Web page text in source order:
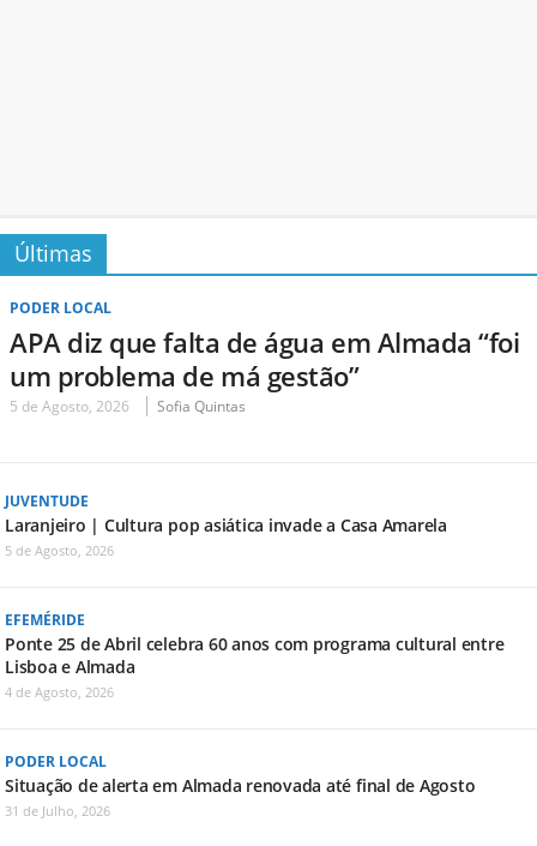
Últimas
PODER LOCAL
APA diz que falta de água em Almada “foi
um problema de má gestão”
5 de Agosto, 2026 Sofia Quintas
JUVENTUDE
Laranjeiro | Cultura pop asiática invade a Casa Amarela
5 de Agosto, 2026
EFEMÉRIDE
Ponte 25 de Abril celebra 60 anos com programa cultural entre
Lisboa e Almada
4 de Agosto, 2026
PODER LOCAL
Situação de alerta em Almada renovada até final de Agosto
31 de Julho, 2026